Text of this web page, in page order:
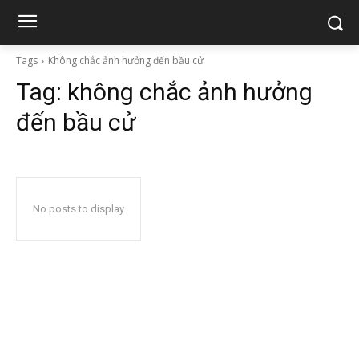
Tags Không chắc ảnh hưởng đến bầu cử
Tag: không chắc ảnh hưởng
đến bầu cử
No posts to display